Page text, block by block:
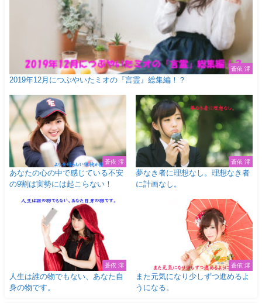
蒼依 澪
2019年12月につぶやいたミオの『言霊』総集編！？
蒼依 澪
あなたの心の中で感じている不安
の9割は実勢には起こらない！
蒼依 澪
夢なき者に理想なし。理想なき者
に計画なし。
蒼依 澪
人生は誰の物でもない、あなた自
身の物です。
蒼依 澪
また元気になり少しずつ進めるよ
うになる。